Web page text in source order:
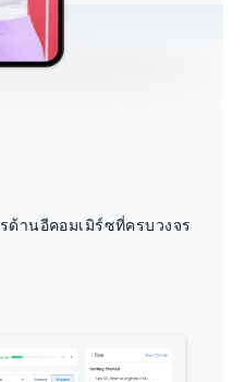
ด้านอีคอมเมิร์ซที่ครบวงจร